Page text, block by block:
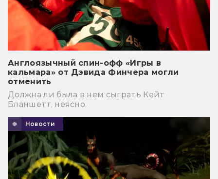
Англоязычный спин-офф «Игры в
кальмара» от Дэвида Финчера могли
отменить
Должна ли была в нем сыграть Кейт
Бланшетт, неясно.
Новости